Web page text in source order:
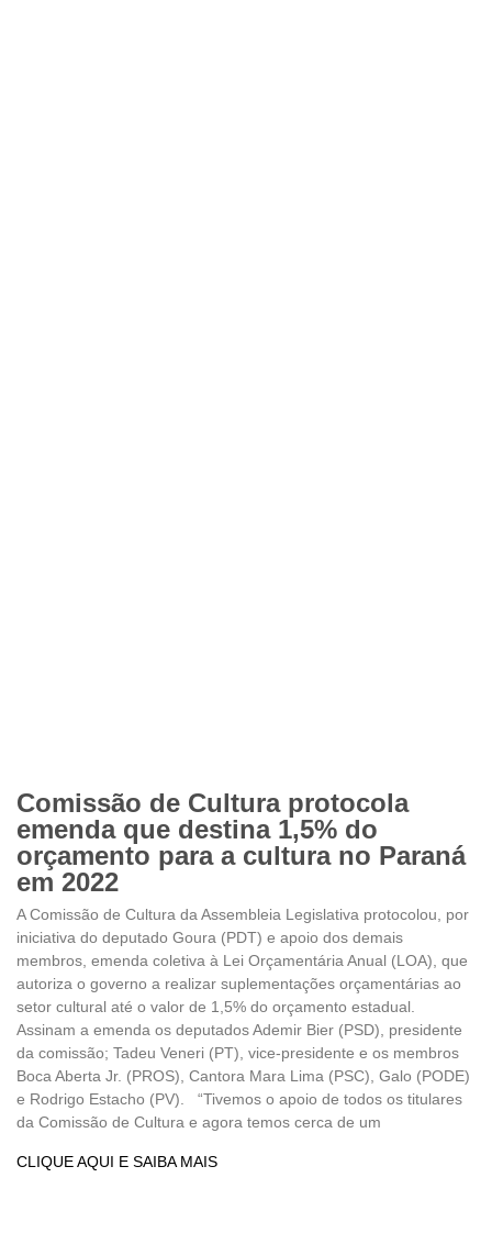
Comissão de Cultura protocola
emenda que destina 1,5% do
orçamento para a cultura no Paraná
em 2022
A Comissão de Cultura da Assembleia Legislativa protocolou, por
iniciativa do deputado Goura (PDT) e apoio dos demais
membros, emenda coletiva à Lei Orçamentária Anual (LOA), que
autoriza o governo a realizar suplementações orçamentárias ao
setor cultural até o valor de 1,5% do orçamento estadual.
Assinam a emenda os deputados Ademir Bier (PSD), presidente
da comissão; Tadeu Veneri (PT), vice-presidente e os membros
Boca Aberta Jr. (PROS), Cantora Mara Lima (PSC), Galo (PODE)
e Rodrigo Estacho (PV). “Tivemos o apoio de todos os titulares
da Comissão de Cultura e agora temos cerca de um
CLIQUE AQUI E SAIBA MAIS